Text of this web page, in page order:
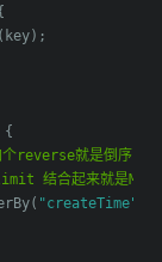
( key);
{
reverse就是倒序)
结合起来就是
( "createTime"